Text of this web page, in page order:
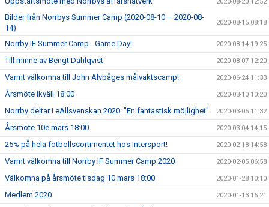
2020-08-20 12:52
Bilder från Norrbys Summer Camp (2020-08-10 – 2020-08-
14)
2020-08-15 08:18
Norrby IF Summer Camp - Game Day! 2020-08-14 19:25
Till minne av Bengt Dahlqvist 2020-08-07 12:20
Varmt välkomna till John Alvbåges målvaktscamp! 2020-06-24 11:33
Årsmöte ikväll 18:00 2020-03-10 10:20
Norrby deltar i eAllsvenskan 2020: "En fantastisk möjlighet" 2020-03-05 11:32
Årsmöte 10e mars 18:00 2020-03-04 14:15
25% på hela fotbollssortimentet hos Intersport! 2020-02-18 14:58
Varmt välkomna till Norrby IF Summer Camp 2020 2020-02-05 06:58
Välkomna på årsmöte tisdag 10 mars 18:00 2020-01-28 10:10
Medlem 2020 2020-01-13 16:21